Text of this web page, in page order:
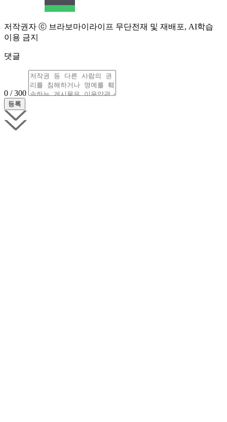
저작권자 ⓒ 브라보마이라이프 무단전재 및 재배포, AI학습
이용 금지
댓글
0 / 300